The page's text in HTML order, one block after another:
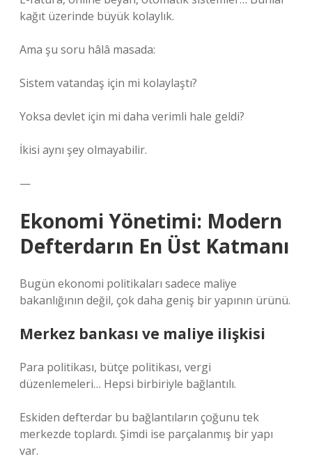
kağıt üzerinde büyük kolaylık.
Ama şu soru hâlâ masada:
Sistem vatandaş için mi kolaylaştı?
Yoksa devlet için mi daha verimli hale geldi?
İkisi aynı şey olmayabilir.
—
Ekonomi Yönetimi: Modern
Defterdarın En Üst Katmanı
Bugün ekonomi politikaları sadece maliye
bakanlığının değil, çok daha geniş bir yapının ürünü.
Merkez bankası ve maliye ilişkisi
Para politikası, bütçe politikası, vergi
düzenlemeleri… Hepsi birbiriyle bağlantılı.
Eskiden defterdar bu bağlantıların çoğunu tek
merkezde toplardı. Şimdi ise parçalanmış bir yapı
var.